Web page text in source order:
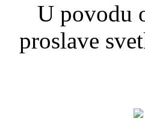
U povodu
proslave